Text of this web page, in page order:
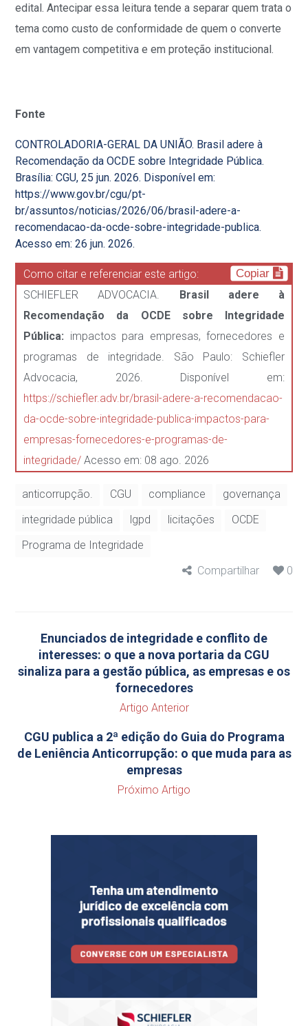
edital. Antecipar essa leitura tende a separar quem trata o
tema como custo de conformidade de quem o converte
em vantagem competitiva e em proteção institucional.
Fonte
CONTROLADORIA-GERAL DA UNIÃO. Brasil adere à
Recomendação da OCDE sobre Integridade Pública.
Brasília: CGU, 25 jun. 2026. Disponível em:
https://www.gov.br/cgu/pt-
br/assuntos/noticias/2026/06/brasil-adere-a-
recomendacao-da-ocde-sobre-integridade-publica.
Acesso em: 26 jun. 2026.
Como citar e referenciar este artigo: Copiar
SCHIEFLER ADVOCACIA. Brasil adere à
Recomendação da OCDE sobre Integridade
Pública: impactos para empresas, fornecedores e
programas de integridade. São Paulo: Schiefler
Advocacia, 2026. Disponível em:
https://schiefler.adv.br/brasil-adere-a-recomendacao-
da-ocde-sobre-integridade-publica-impactos-para-
empresas-fornecedores-e-programas-de-
integridade/ Acesso em: 08 ago. 2026
anticorrupção. CGU compliance
governança
integridade pública
lgpd licitações
OCDE
Programa de Integridade
Compartilhar
0
Enunciados de integridade e conflito de
interesses: o que a nova portaria da CGU
sinaliza para a gestão pública, as empresas e os
fornecedores
Artigo Anterior
CGU publica a 2ª edição do Guia do Programa
de Leniência Anticorrupção: o que muda para as
empresas
Próximo Artigo